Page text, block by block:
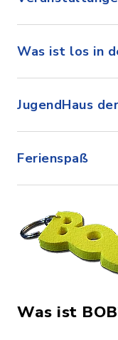
Was ist los in
JugendHaus
Ferienspaß
Was ist